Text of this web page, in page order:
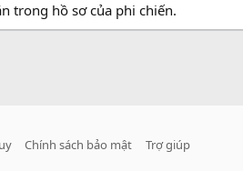
trong hồ sơ của phi chiến.
Chính sách bảo mật
Trợ giúp